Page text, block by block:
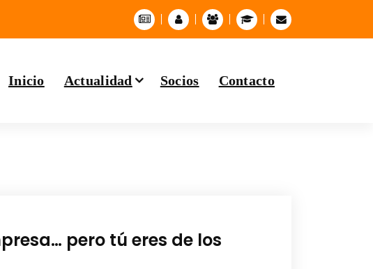
Inicio Actualidad Socios Contacto
pero tú eres de los